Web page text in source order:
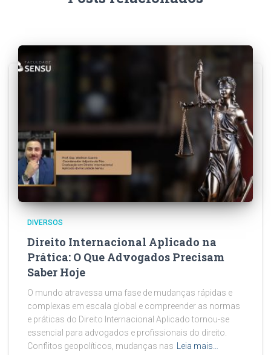
DIVERSOS
Direito Internacional Aplicado na
Prática: O Que Advogados Precisam
Saber Hoje
O mundo atravessa uma fase de mudanças rápidas e
complexas em escala global e compreender as normas
e práticas do Direito Internacional Aplicado tornou-se
essencial para advogados e profissionais do direito.
Conflitos geopolíticos, mudanças nas
Leia mais…